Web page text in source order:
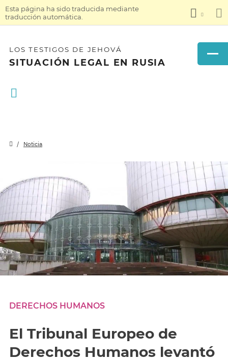
Esta página ha sido traducida mediante
traducción automática.
LOS TESTIGOS DE JEHOVÁ
SITUACIÓN LEGAL EN RUSIA
Noticia
DERECHOS HUMANOS
El Tribunal Europeo de
Derechos Humanos levantó